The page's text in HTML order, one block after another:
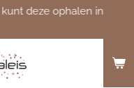
deze ophalen in